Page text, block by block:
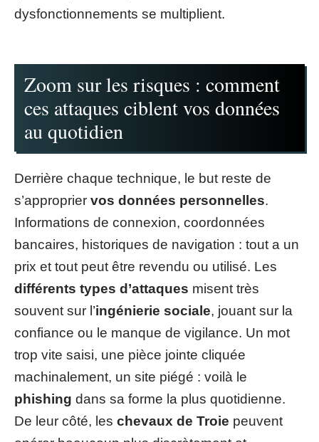
dysfonctionnements se multiplient.
Zoom sur les risques : comment
ces attaques ciblent vos données
au quotidien
Derrière chaque technique, le but reste de
s’approprier vos données personnelles.
Informations de connexion, coordonnées
bancaires, historiques de navigation : tout a un
prix et tout peut être revendu ou utilisé. Les
différents types d’attaques misent très
souvent sur l’ingénierie sociale, jouant sur la
confiance ou le manque de vigilance. Un mot
trop vite saisi, une pièce jointe cliquée
machinalement, un site piégé : voilà le
phishing dans sa forme la plus quotidienne.
De leur côté, les chevaux de Troie peuvent